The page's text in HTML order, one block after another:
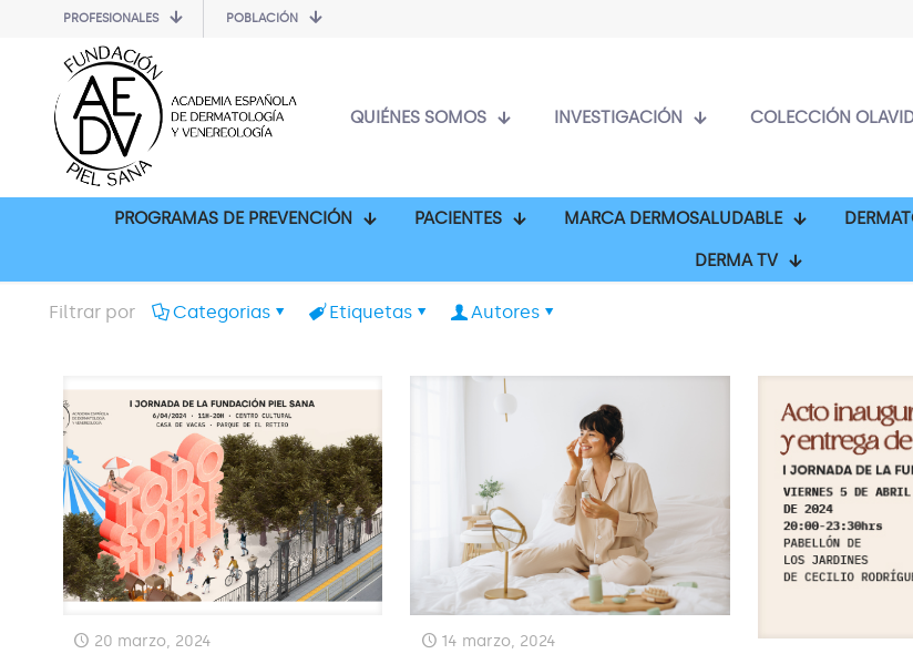
PROFESIONALES POBLACIÓN
QUIÉNES SOMOS INVESTIGACIÓN COLECCIÓN
PROGRAMAS DE PREVENCIÓN PACIENTES MARCA DERMOSALUDABLE
DERMA TV
Filtrar por Categorias Etiquetas Autores
20 marzo, 2024 14 marzo, 2024